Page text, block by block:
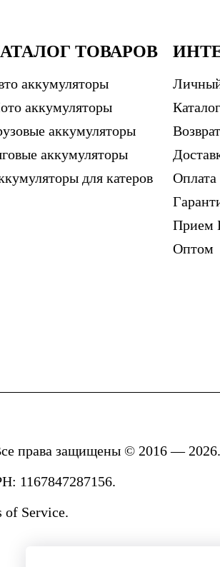
ТОВАРОВ
аккумуляторы
аккумуляторы
аккумуляторы
аккумуляторы
для катеров
Оплата
Прием
Оптом
права защищены © 2016 —
1167847287156.
of Service.